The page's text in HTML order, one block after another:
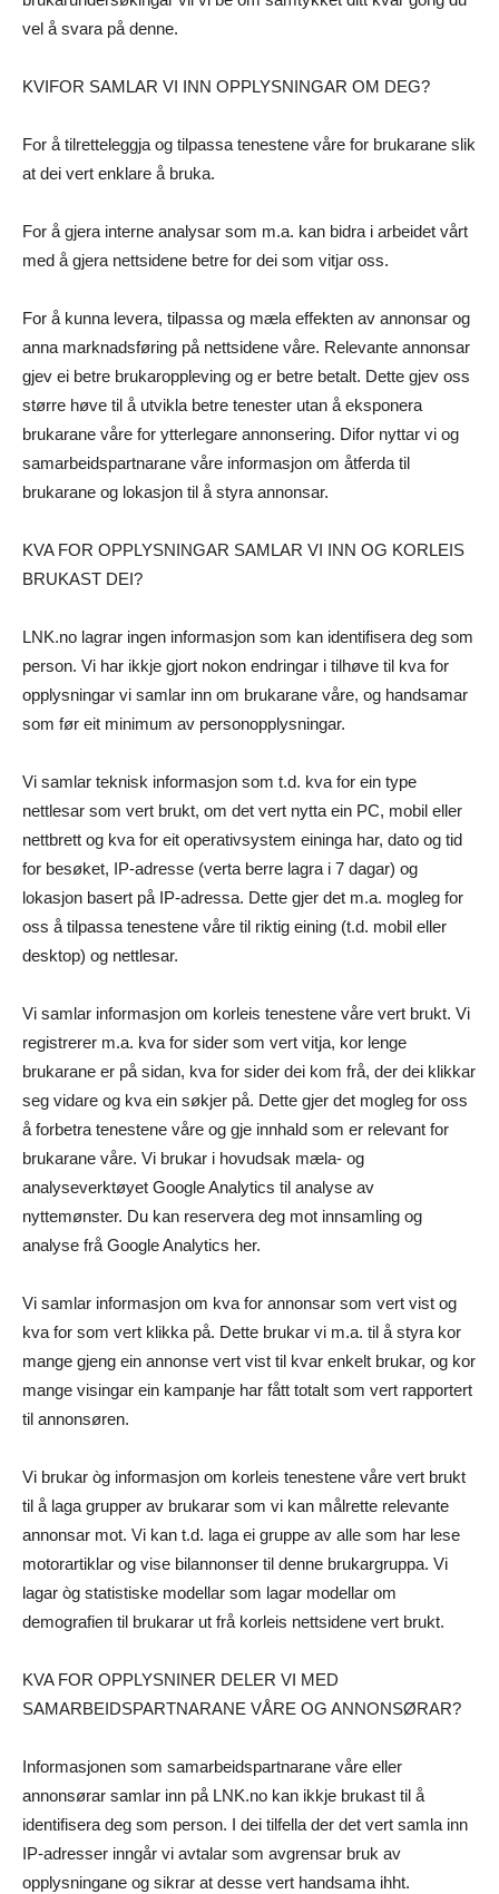
vel å svara på denne.
KVIFOR SAMLAR VI INN OPPLYSNINGAR OM DEG?
For å tilretteleggja og tilpassa tenestene våre for brukarane slik
at dei vert enklare å bruka.
For å gjera interne analysar som m.a. kan bidra i arbeidet vårt
med å gjera nettsidene betre for dei som vitjar oss.
For å kunna levera, tilpassa og mæla effekten av annonsar og
anna marknadsføring på nettsidene våre. Relevante annonsar
gjev ei betre brukaroppleving og er betre betalt. Dette gjev oss
større høve til å utvikla betre tenester utan å eksponera
brukarane våre for ytterlegare annonsering. Difor nyttar vi og
samarbeidspartnarane våre informasjon om åtferda til
brukarane og lokasjon til å styra annonsar.
KVA FOR OPPLYSNINGAR SAMLAR VI INN OG KORLEIS
BRUKAST DEI?
LNK.no lagrar ingen informasjon som kan identifisera deg som
person. Vi har ikkje gjort nokon endringar i tilhøve til kva for
opplysningar vi samlar inn om brukarane våre, og handsamar
som før eit minimum av personopplysningar.
Vi samlar teknisk informasjon som t.d. kva for ein type
nettlesar som vert brukt, om det vert nytta ein PC, mobil eller
nettbrett og kva for eit operativsystem eininga har, dato og tid
for besøket, IP-adresse (verta berre lagra i 7 dagar) og
lokasjon basert på IP-adressa. Dette gjer det m.a. mogleg for
oss å tilpassa tenestene våre til riktig eining (t.d. mobil eller
desktop) og nettlesar.
Vi samlar informasjon om korleis tenestene våre vert brukt. Vi
registrerer m.a. kva for sider som vert vitja, kor lenge
brukarane er på sidan, kva for sider dei kom frå, der dei klikkar
seg vidare og kva ein søkjer på. Dette gjer det mogleg for oss
å forbetra tenestene våre og gje innhald som er relevant for
brukarane våre. Vi brukar i hovudsak mæla- og
analyseverktøyet Google Analytics til analyse av
nyttemønster. Du kan reservera deg mot innsamling og
analyse frå Google Analytics her.
Vi samlar informasjon om kva for annonsar som vert vist og
kva for som vert klikka på. Dette brukar vi m.a. til å styra kor
mange gjeng ein annonse vert vist til kvar enkelt brukar, og kor
mange visingar ein kampanje har fått totalt som vert rapportert
til annonsøren.
Vi brukar òg informasjon om korleis tenestene våre vert brukt
til å laga grupper av brukarar som vi kan målrette relevante
annonsar mot. Vi kan t.d. laga ei gruppe av alle som har lese
motorartiklar og vise bilannonser til denne brukargruppa. Vi
lagar òg statistiske modellar som lagar modellar om
demografien til brukarar ut frå korleis nettsidene vert brukt.
KVA FOR OPPLYSNINER DELER VI MED
SAMARBEIDSPARTNARANE VÅRE OG ANNONSØRAR?
Informasjonen som samarbeidspartnarane våre eller
annonsørar samlar inn på LNK.no kan ikkje brukast til å
identifisera deg som person. I dei tilfella der det vert samla inn
IP-adresser inngår vi avtalar som avgrensar bruk av
opplysningane og sikrar at desse vert handsama ihht.